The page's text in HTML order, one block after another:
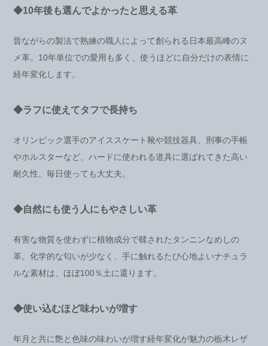
◆10年後も選んでよかったと思える革
昔ながらの製法で熟練の職人によって創られる日本最高峰のヌ
メ革。10年単位での愛用も多く、使うほどに自分だけの表情に
経年変化します。
◆ラフに使えてタフで長持ち
オリンピック選手のアイススケート靴や競技器具、刑事の手帳
やホルスターなど、ハードに使われる道具に選ばれてきた高い
耐久性。毎日使っても大丈夫。
◆自然にも使う人にもやさしい革
有害な物質を使わずに植物成分で鞣されたタンニンなめしの
革。化学的な匂いが少なく、手に触れるたび心地よいナチュラ
ルな素材は、ほぼ100％土に還ります。
◆使い込むほど味わいが増す
年月と共に艶と色味の味わいが増す経年変化が魅力の栃木レザ